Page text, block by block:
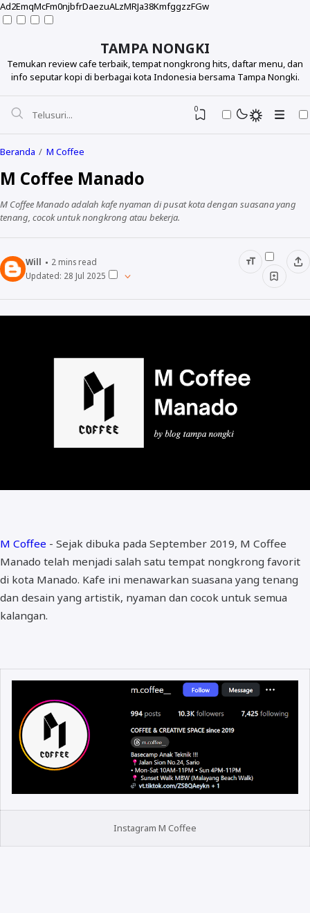
Ad2EmqMcFm0njbfrDaezuALzMRJa38KmfggzzFGw
TAMPA NONGKI
Temukan review cafe terbaik, tempat nongkrong hits, daftar menu, dan
info seputar kopi di berbagai kota Indonesia bersama Tampa Nongki.
0
Beranda M Coffee
M Coffee Manado
M Coffee Manado adalah kafe nyaman di pusat kota dengan suasana yang
tenang, cocok untuk nongkrong atau bekerja.
Will 2 mins read
Updated: 28 Jul 2025
M Coffee - Sejak dibuka pada September 2019, M Coffee
Manado telah menjadi salah satu tempat nongkrong favorit
di kota Manado. Kafe ini menawarkan suasana yang tenang
dan desain yang artistik, nyaman dan cocok untuk semua
kalangan.
Instagram M Coffee